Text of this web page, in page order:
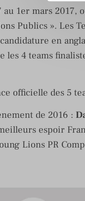
au 1er mars 2017,
Publics ». Les
en
les 4 teams
officielle des 5
de 2016 :
espoir
Lions PR